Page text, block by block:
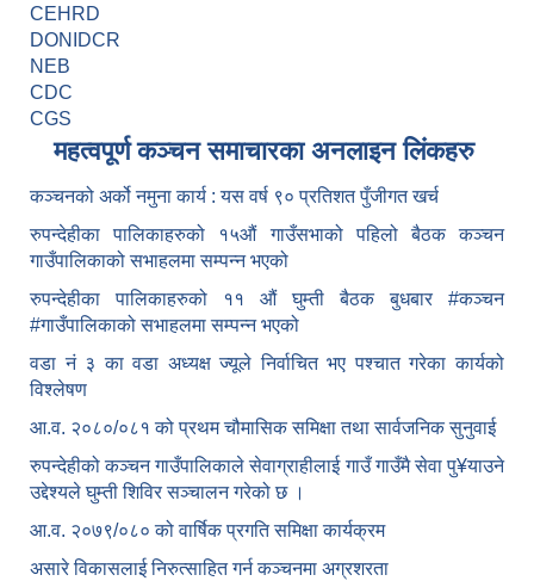
CEHRD
DONIDCR
NEB
CDC
CGS
महत्वपूर्ण कञ्चन समाचारका अनलाइन लिंकहरु
कञ्चनको अर्को नमुना कार्य : यस वर्ष ९० प्रतिशत पुँजीगत खर्च
रुपन्देहीका पालिकाहरुको १५औं गाउँसभाको पहिलो बैठक कञ्चन
गाउँपालिकाको सभाहलमा सम्पन्न भएको
रुपन्देहीका पालिकाहरुको ११ औं घुम्ती बैठक बुधबार #कञ्चन
#गाउँपालिकाको सभाहलमा सम्पन्न भएको
वडा नं ३ का वडा अध्यक्ष ज्यूले निर्वाचित भए पश्चात गरेका कार्यको
विश्लेषण
आ.व. २०८०/०८१ को प्रथम चौमासिक समिक्षा तथा सार्वजनिक सुनुवाई
रुपन्देहीको कञ्चन गाउँपालिकाले सेवाग्राहीलाई गाउँ गाउँमै सेवा पु¥याउने
उद्देश्यले घुम्ती शिविर सञ्चालन गरेको छ ।
आ.व. २०७९/०८० को वार्षिक प्रगति समिक्षा कार्यक्रम
असारे विकासलाई निरुत्साहित गर्न कञ्चनमा अग्रशरता